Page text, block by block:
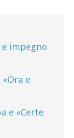
impegno
e
e «Certe